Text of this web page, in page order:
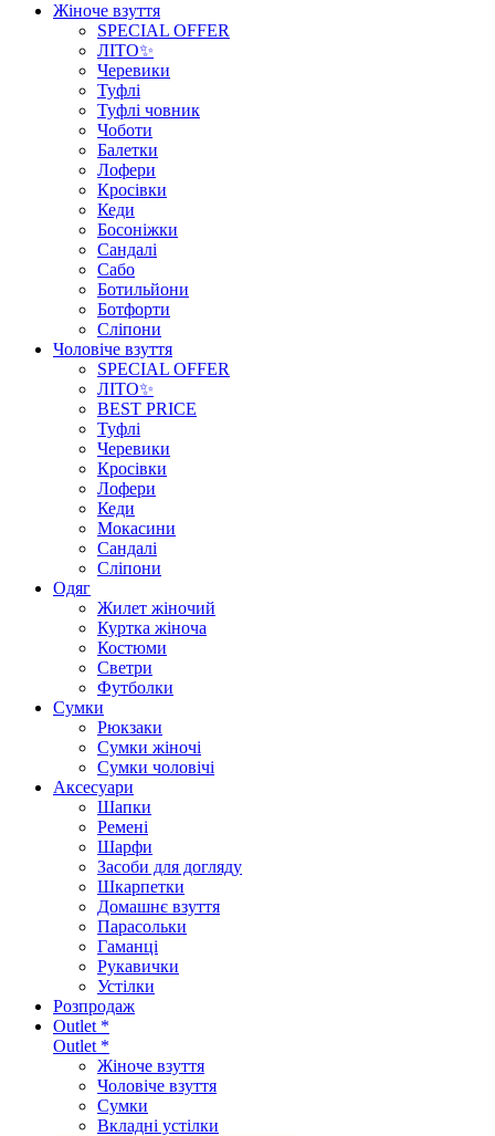
Жіноче взуття
SPECIAL OFFER
ЛІТО✨
Черевики
Туфлі
Туфлі човник
Чоботи
Балетки
Лофери
Кросівки
Кеди
Босоніжки
Сандалі
Сабо
Ботильйони
Ботфорти
Сліпони
Чоловіче взуття
SPECIAL OFFER
ЛІТО✨
BEST PRICE
Туфлі
Черевики
Кросівки
Лофери
Кеди
Мокасини
Сандалі
Сліпони
Одяг
Жилет жіночий
Куртка жіноча
Костюми
Светри
Футболки
Сумки
Рюкзаки
Сумки жіночі
Сумки чоловічі
Аксеcуари
Шапки
Ремені
Шарфи
Засоби для догляду
Шкарпетки
Домашнє взуття
Парасольки
Гаманці
Рукавички
Устілки
Розпродаж
Outlet *
Outlet *
Жіноче взуття
Чоловіче взуття
Сумки
Вкладні устілки